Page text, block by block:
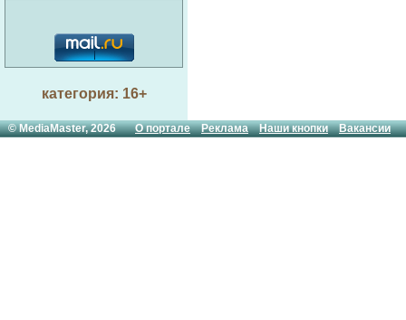
категория: 16+
© MediaMaster, 2026О портале Реклама Наши кнопки Вакансии